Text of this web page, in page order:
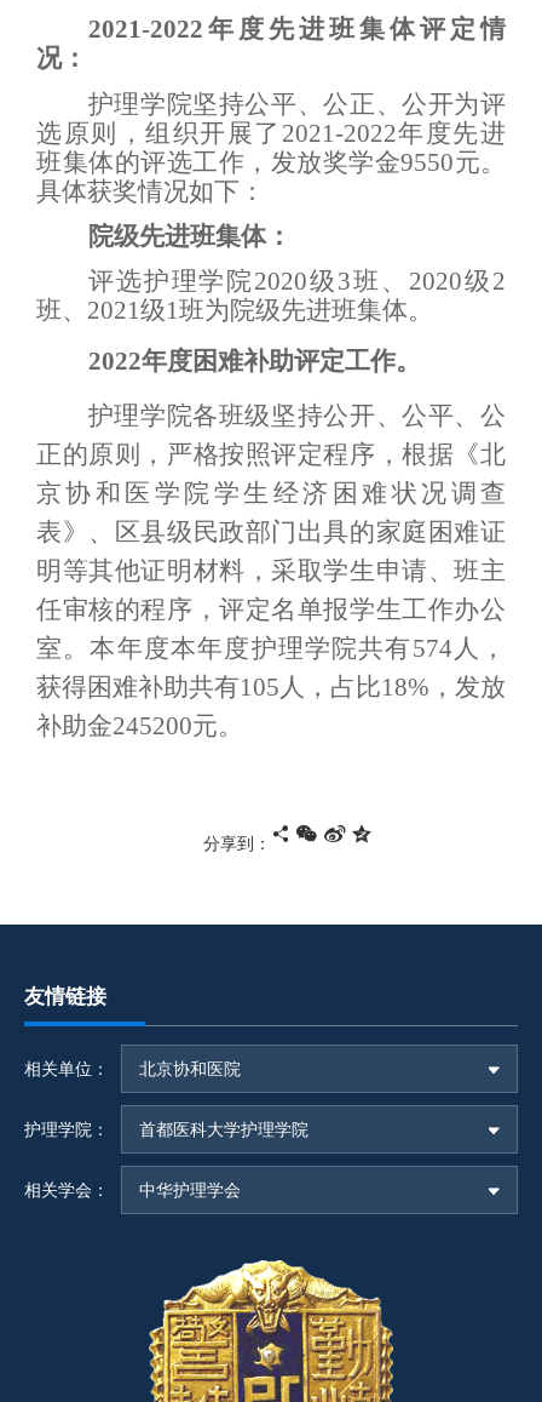
2021-2022年度先进班集体评定情
况：
护理学院坚持公平、公正、公开为评
选原则，组织开展了2021-2022年度先进
班集体的评选工作 ， 发放奖学金9550元。
具体获奖情况如下：
院级先进班集体：
评选护理学院2020级3班、 2020级2
班、 2021级1班为院级先进班集体。
2022年度困难补助评定工作。
护理学院各班级坚持公开、公平、公
正的原则， 严格按照评定程序，根据《北
京协和医学院学生经济困难状况调查
表》、区县级民政部门出具的家庭困难证
明等其他证明材料，采取学生申请、班主
任审核的程序，评定名单报学生工作办公
室。本年度本年度护理学院共有574人，
获得困难补助共有105人，占比18%，发放
补助金245200元。
分享到：
友情链接
相关单位： 北京协和医院
护理学院： 首都医科大学护理学院
相关学会： 中华护理学会